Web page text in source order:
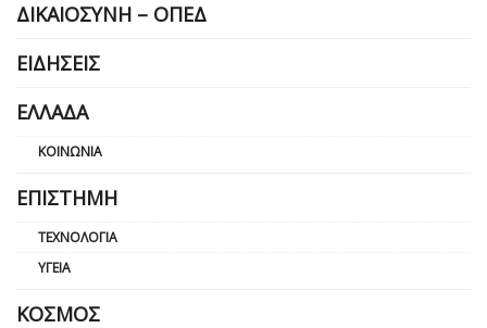
ΔΙΚΑΙΟΣΎΝΗ – ΟΠΕΔ
ΕΙΔΉΣΕΙΣ
ΕΛΛΆΔΑ
ΚΟΙΝΩΝΊΑ
ΕΠΙΣΤΉΜΗ
ΤΕΧΝΟΛΟΓΊΑ
ΥΓΕΊΑ
ΚΌΣΜΟΣ